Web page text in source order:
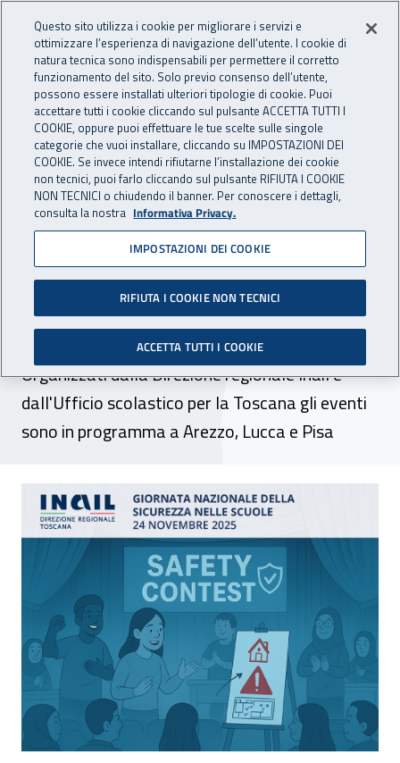
INAIL - Istituto Nazionale
Apri cerca
Navigazione principale
Navigazione - Ti trovi in:
Home Inail comunica Eventi
24 novembre 2025
Giornata della sicurezza
nelle scuole, gli
appuntamenti in Toscana
Organizzati dalla Direzione regionale Inail e
dall'Ufficio scolastico per la Toscana gli eventi
sono in programma a Arezzo, Lucca e Pisa
Giornata della sicurezza nelle scuole,
Questo sito utilizza i cookie per migliorare i servizi e
ottimizzare l’esperienza di navigazione dell’utente. I cookie di
natura tecnica sono indispensabili per permettere il corretto
funzionamento del sito. Solo previo consenso dell’utente,
possono essere installati ulteriori tipologie di cookie. Puoi
accettare tutti i cookie cliccando sul pulsante ACCETTA TUTTI I
COOKIE, oppure puoi effettuare le tue scelte sulle singole
categorie che vuoi installare, cliccando su IMPOSTAZIONI DEI
COOKIE. Se invece intendi rifiutarne l’installazione dei cookie
non tecnici, puoi farlo cliccando sul pulsante RIFIUTA I COOKIE
NON TECNICI o chiudendo il banner. Per conoscere i dettagli,
consulta la nostra Informativa Privacy.
IMPOSTAZIONI DEI COOKIE
RIFIUTA I COOKIE NON TECNICI
ACCETTA TUTTI I COOKIE